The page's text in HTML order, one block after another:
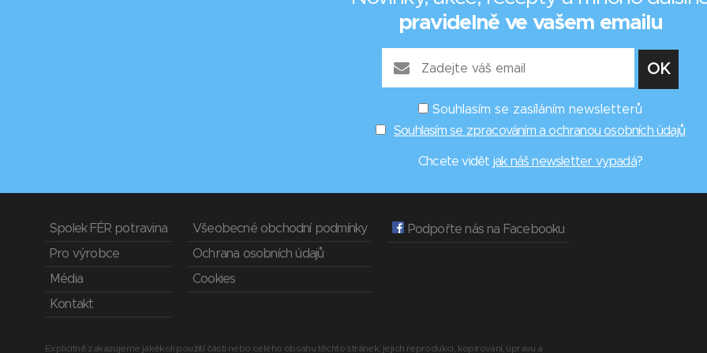
pravidelně ve vašem emailu
Souhlasím se zasíláním newsletterů
Souhlasím se zpracováním a ochranou osobních údajů
Chcete vidět jak náš newsletter vypadá?
Spolek FÉR potravina
Pro výrobce
Média
Kontakt
Všeobecné obchodní podmínky
Ochrana osobních údajů
Cookies
Podpořte nás na Facebooku
Explicitně zakazujeme jakékoli použití části nebo celého obsahu těchto stránek, jejich reprodukci, kopírování, úpravu a